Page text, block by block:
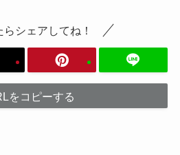
らシェアしてね！
をコピーする